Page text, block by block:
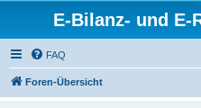
E-Bilanz- und E-
FAQ
Foren-Übersicht